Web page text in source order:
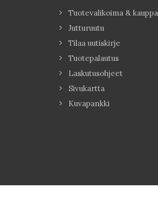
Tuotevalikoima & kauppa
Jutturuutu
Tilaa uutiskirje
Tuotepalautus
Laskutusohjeet
Sivukartta
Kuvapankki